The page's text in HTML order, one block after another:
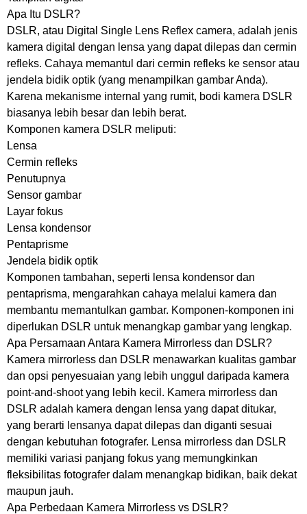
Apa Itu DSLR?
DSLR, atau Digital Single Lens Reflex camera, adalah jenis
kamera digital dengan lensa yang dapat dilepas dan cermin
refleks. Cahaya memantul dari cermin refleks ke sensor atau
jendela bidik optik (yang menampilkan gambar Anda).
Karena mekanisme internal yang rumit, bodi kamera DSLR
biasanya lebih besar dan lebih berat.
Komponen kamera DSLR meliputi:
Lensa
Cermin refleks
Penutupnya
Sensor gambar
Layar fokus
Lensa kondensor
Pentaprisme
Jendela bidik optik
Komponen tambahan, seperti lensa kondensor dan
pentaprisma, mengarahkan cahaya melalui kamera dan
membantu memantulkan gambar. Komponen-komponen ini
diperlukan DSLR untuk menangkap gambar yang lengkap.
Apa Persamaan Antara Kamera Mirrorless dan DSLR?
Kamera mirrorless dan DSLR menawarkan kualitas gambar
dan opsi penyesuaian yang lebih unggul daripada kamera
point-and-shoot yang lebih kecil. Kamera mirrorless dan
DSLR adalah kamera dengan lensa yang dapat ditukar,
yang berarti lensanya dapat dilepas dan diganti sesuai
dengan kebutuhan fotografer. Lensa mirrorless dan DSLR
memiliki variasi panjang fokus yang memungkinkan
fleksibilitas fotografer dalam menangkap bidikan, baik dekat
maupun jauh.
Apa Perbedaan Kamera Mirrorless vs DSLR?